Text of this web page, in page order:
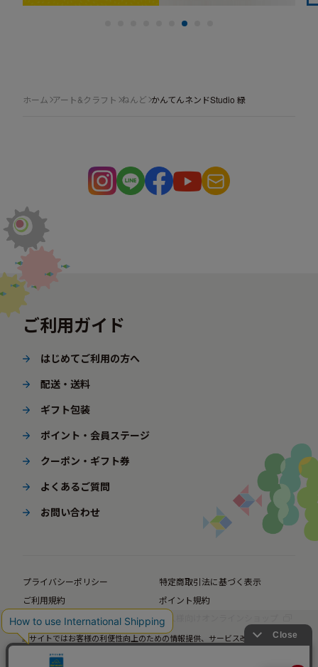
ホーム アート&クラフト ねんど かんてんネンドStudio 緑
ご利用ガイド
はじめてご利用の方へ
配送・送料
ギフト包装
ポイント・会員ステージ
クーポン・ギフト券
よくあるご質問
お問い合わせ
プライバシーポリシー
特定商取引法に基づく表示
ご利用規約
ポイント規約
企業サイト
法人様向けオンラインショップ
当サイトではお客様の利便性向上のための情報提供、サービス改善のための分
当サイトの閲覧を継続された場合、Cookieの使用にご同意いただいたものとみ